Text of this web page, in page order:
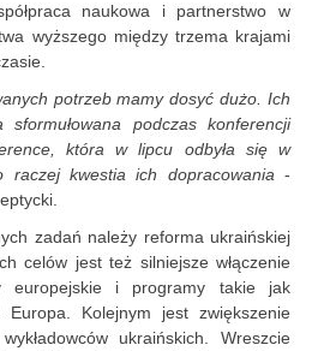
naukowa i partnerstwo w
wyższego między trzema krajami
potrzeb mamy dosyć dużo. Ich
podczas konferencji
która w lipcu odbyła się w
raczej kwestia ich dopracowania-
zadań należy reforma ukraińskiej
celów jest też silniejsze włączenie
europejskie i programy takie jak
Europa. Kolejnym jest zwiększenie
ukraińskich. Wreszcie